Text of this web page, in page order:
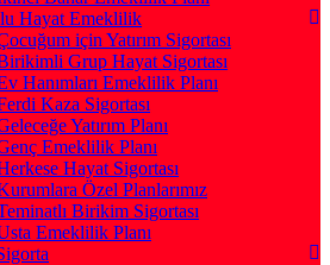
Hayat Emeklilik
için Yatırım Sigortası
Grup Hayat Sigortası
Hanımları Emeklilik Planı
Kaza Sigortası
Yatırım Planı
Emeklilik Planı
Hayat Sigortası
Özel Planlarımız
Birikim Sigortası
Emeklilik Planı